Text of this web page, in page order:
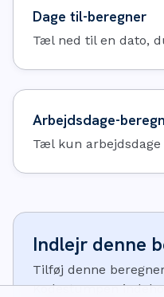
Dage til-beregner
Tæl ned til en dato,
Arbejdsdage-
Tæl kun
Indlejr denne
Tilføj denne
Kodestumpen